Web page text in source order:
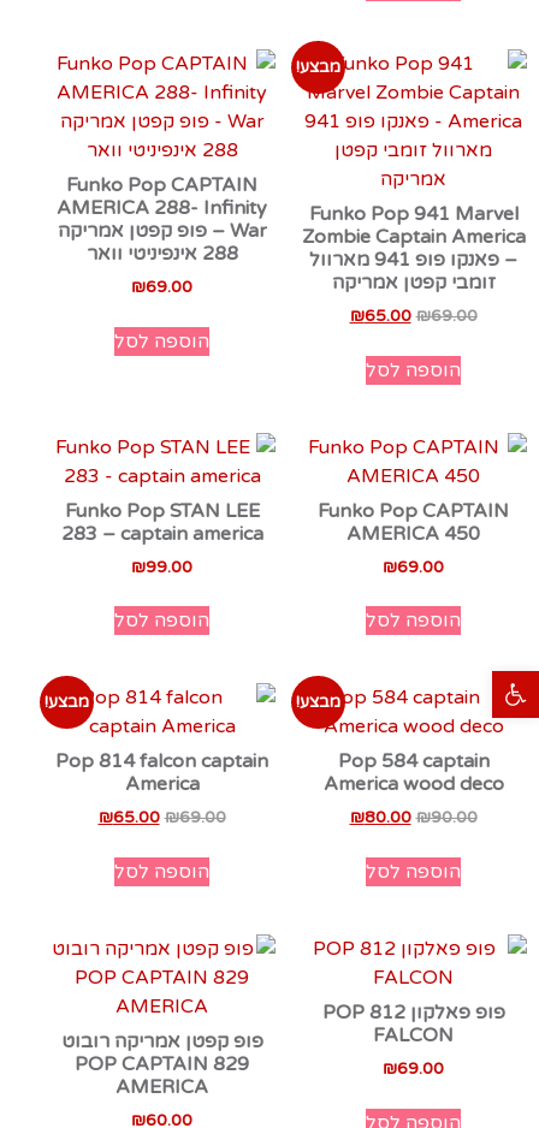
מבצע!
Funko Pop 941 Marvel
Zombie Captain America
– פאנקו פופ 941 מארוול
זומבי קפטן אמריקה
₪69.00
₪65.00
הוספה לסל
Funko Pop CAPTAIN
AMERICA 288- Infinity
War – פופ קפטן אמריקה
288 אינפיניטי וואר
₪69.00
הוספה לסל
Funko Pop CAPTAIN
AMERICA 450
₪69.00
הוספה לסל
Funko Pop STAN LEE
283 – captain america
₪99.00
הוספה לסל
מבצע!
Pop 584 captain
America wood deco
₪90.00
₪80.00
הוספה לסל
מבצע!
Pop 814 falcon captain
America
₪69.00
₪65.00
הוספה לסל
פופ פאלקון 812 POP
FALCON
₪69.00
פופ קפטן אמריקה רובוט
829 POP CAPTAIN
AMERICA
₪60.00
פתח סרגל נגישות